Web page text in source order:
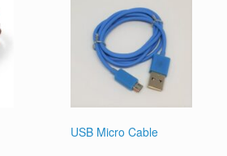
vælges
USB Micro Cable